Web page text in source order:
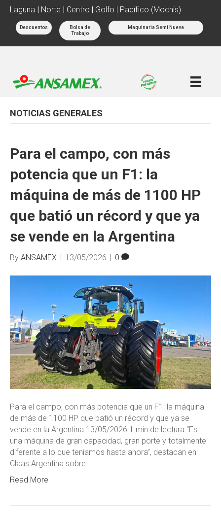
Laguna | Norte | Centro | Golfo | Pacífico (Mochis)
Descuentos
Bolsa de
Trabajo
Maquinaria Semi Nueva
NOTICIAS GENERALES
Para el campo, con más
potencia que un F1: la
máquina de más de 1100 HP
que batió un récord y que ya
se vende en la Argentina
By ANSAMEX 13/05/2026 0
Para el campo, con más potencia que un F1: la máquina
de más de 1100 HP que batió un récord y que ya se
vende en la Argentina 13/05/2026 1 min de lectura “Es
una máquina de gran capacidad, gran porte y totalmente
diferente a lo que teníamos hasta ahora”, destacan en
Claas Argentina sobre…
Read More